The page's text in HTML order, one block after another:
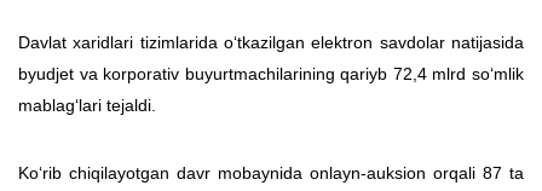
Davlat xaridlari tizimlarida o‘tkazilgan elektron savdolar natijasida
byudjet va korporativ buyurtmachilarining qariyb 72,4 mlrd so‘mlik
mablag‘lari tejaldi.
Ko‘rib chiqilayotgan davr mobaynida onlayn-auksion orqali 87 ta